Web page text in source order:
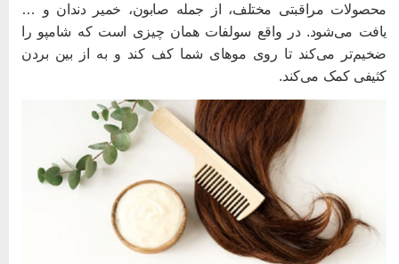
مراقبتی مختلف، از جمله صابون، خمیر دندان و …
می‌شود. در واقع سولفات همان چیزی است که شامپو را
می‌کند تا روی موهای شما کف کند و به از بین بردن
کمک می‌کند.